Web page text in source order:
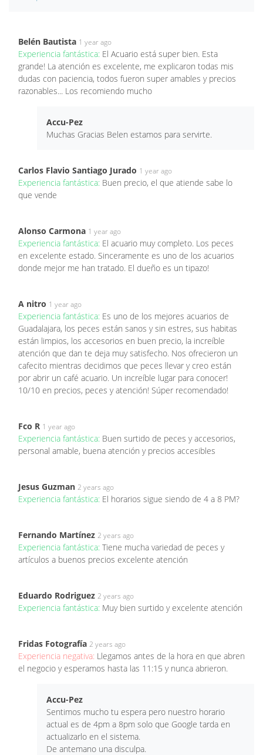
Belén Bautista 1 year ago
Experiencia fantástica: El Acuario está super bien. Esta
grande! La atención es excelente, me explicaron todas mis
dudas con paciencia, todos fueron super amables y precios
razonables... Los recomiendo mucho
Accu-Pez
Muchas Gracias Belen estamos para servirte.
Carlos Flavio Santiago Jurado 1 year ago
Experiencia fantástica: Buen precio, el que atiende sabe lo
que vende
Alonso Carmona 1 year ago
Experiencia fantástica: El acuario muy completo. Los peces
en excelente estado. Sinceramente es uno de los acuarios
donde mejor me han tratado. El dueño es un tipazo!
A nitro 1 year ago
Experiencia fantástica: Es uno de los mejores acuarios de
Guadalajara, los peces están sanos y sin estres, sus habitas
están limpios, los accesorios en buen precio, la increíble
atención que dan te deja muy satisfecho. Nos ofrecieron un
cafecito mientras decidimos que peces llevar y creo están
por abrir un café acuario. Un increíble lugar para conocer!
10/10 en precios, peces y atención! Súper recomendado!
Fco R 1 year ago
Experiencia fantástica: Buen surtido de peces y accesorios,
personal amable, buena atención y precios accesibles
Jesus Guzman 2 years ago
Experiencia fantástica: El horarios sigue siendo de 4 a 8 PM?
Fernando Martínez 2 years ago
Experiencia fantástica: Tiene mucha variedad de peces y
artículos a buenos precios excelente atención
Eduardo Rodriguez 2 years ago
Experiencia fantástica: Muy bien surtido y excelente atención
Fridas Fotografía 2 years ago
Experiencia negativa: Llegamos antes de la hora en que abren
el negocio y esperamos hasta las 11:15 y nunca abrieron.
Accu-Pez
Sentimos mucho tu espera pero nuestro horario
actual es de 4pm a 8pm solo que Google tarda en
actualizarlo en el sistema.
De antemano una disculpa.